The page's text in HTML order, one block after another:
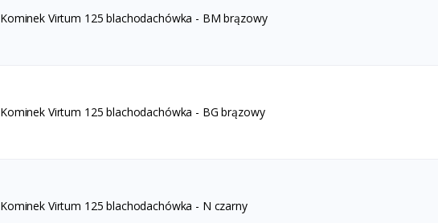
Kominek Virtum 125 blachodachówka - BM brązowy
Kominek Virtum 125 blachodachówka - BG brązowy
Kominek Virtum 125 blachodachówka - N czarny